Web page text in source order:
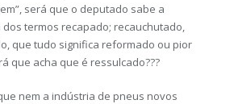
será que o deputado sabe a
termos recapado; recauchutado,
que tudo significa reformado ou pior
que acha que é ressulcado???
nem a indústria de pneus novos